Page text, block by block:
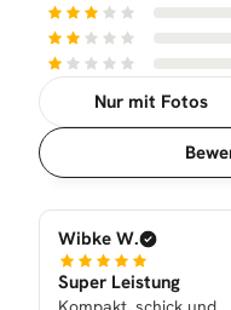
Nur mit Fotos
Sortierung
Wibke W.
Super Leistung